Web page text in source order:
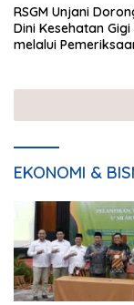
RSGM Unjani
Dini Kesehatan Gigi
melalui
EKONOMI &